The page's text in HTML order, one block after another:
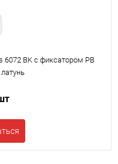
BK с фиксатором PB